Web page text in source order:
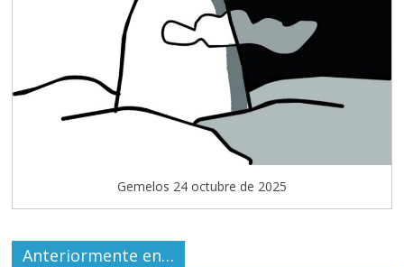
Gemelos 24 octubre de 2025
Anteriormente en…